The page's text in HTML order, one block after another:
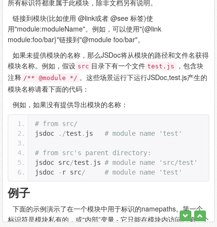
所有标识符都隶属于此模块，除非文档另有说明。
链接到模块(比如使用 @link或者 @see 标签)使
用"module:moduleName"。例如，可以使用"{@link
module:foo/bar}"链接到"@module foo/bar"。
如果未提供模块的名称，那么JSDoc将从模块的路径和文件名获得
模块名称。例如，假设 src 目录下有一个文件 test.js
，包含块
注释 /** @module */ 。这些场景运行下运行JSDoc,test.js产生的
模块名称请看下面的代码：
例如，如果没有提供导出模块的名称：
# from src/
jsdoc
./test . js # module name 'test'
# from src's parent directory:
jsdoc src/test . js # module name 'src/test'
jsdoc
- r src/ # module name 'test'
例子
下面的示例演示了在一个模块中用于标识的namepaths。第一个
标识符是模块私有的，或“内部”变量 - 它只能在模块内访问。第二个